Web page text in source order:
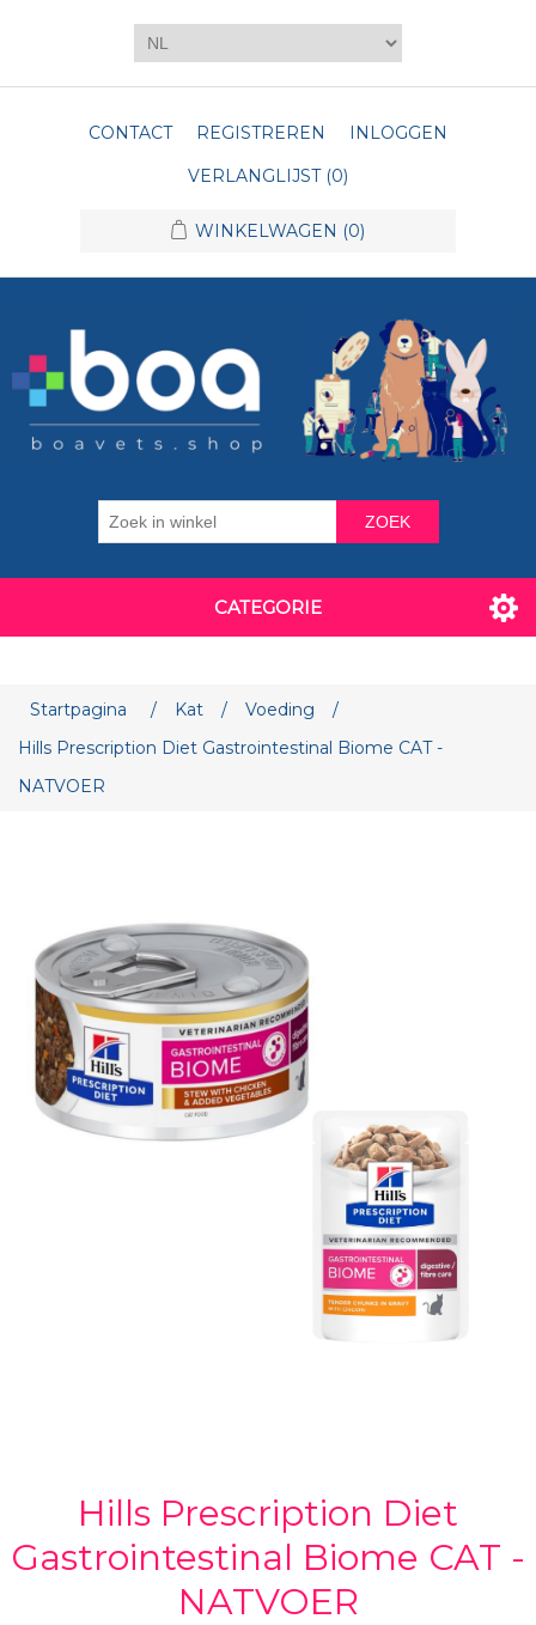
CONTACT REGISTREREN
INLOGGEN
VERLANGLIJST (0)
WINKELWAGEN (0)
ZOEK
CATEGORIE
Startpagina / Kat / Voeding
/
Hills Prescription Diet Gastrointestinal Biome CAT -
NATVOER
Hills Prescription Diet
Gastrointestinal Biome CAT -
NATVOER